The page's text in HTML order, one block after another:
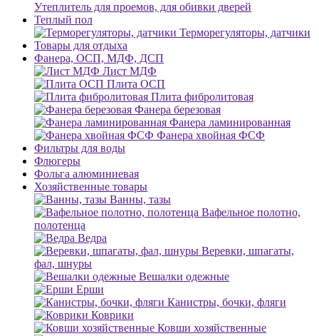
Утеплитель для проемов, для обивки дверей
Теплый пол
Терморегуляторы, датчики
Товары для отдыха
Фанера, ОСП, МДФ, ДСП
Лист МДФ
Плита ОСП
Плита фибролитовая
Фанера березовая
Фанера ламинированная
Фанера хвойная ФСФ
Фильтры для воды
Флюгеры
Фольга алюминиевая
Хозяйственные товары
Ванны, тазы
Вафельное полотно,
полотенца
Ведра
Веревки, шпагаты,
фал, шнуры
Вешалки одежные
Ерши
Канистры, бочки, фляги
Коврики
Ковши хозяйственные